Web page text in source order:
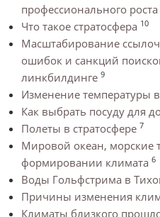
профессионального роста
Что такое стратосфера 10
Масштабирование
ошибок и санкций
линкбилдинге 9
Изменение температуры
Как выбрать посуду для
Полеты в стратосфере 7
Мировой океан, морские
формировании климата 6
Воды Гольфстрима в
Причины изменения
Климаты близкого